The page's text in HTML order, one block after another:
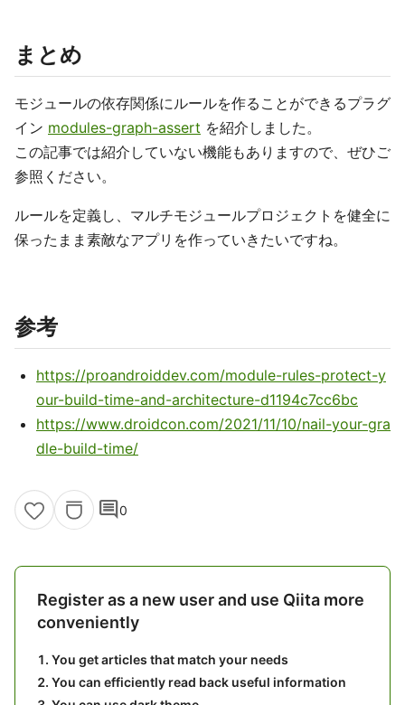
まとめ
モジュールの依存関係にルールを作ることができるプラグ
イン modules-graph-assert を紹介しました。
この記事では紹介していない機能もありますので、ぜひご
参照ください。
ルールを定義し、マルチモジュールプロジェクトを健全に
保ったまま素敵なアプリを作っていきたいですね。
参考
https://proandroiddev.com/module-rules-protect-y
our-build-time-and-architecture-d1194c7cc6bc
https://www.droidcon.com/2021/11/10/nail-your-gra
dle-build-time/
comment0
Register as a new user and use Qiita more
conveniently
You get articles that match your needs
You can efficiently read back useful information